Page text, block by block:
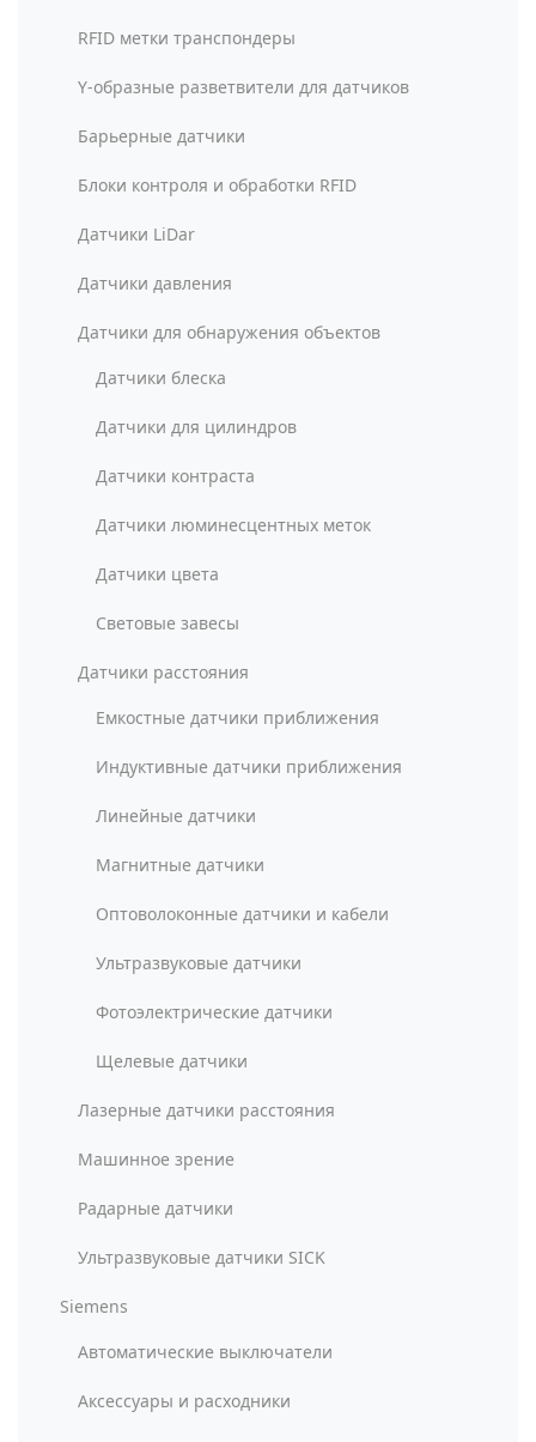
RFID метки транспондеры
Y-образные разветвители для датчиков
Барьерные датчики
Блоки контроля и обработки RFID
Датчики LiDar
Датчики давления
Датчики для обнаружения объектов
Датчики блеска
Датчики для цилиндров
Датчики контраста
Датчики люминесцентных меток
Датчики цвета
Световые завесы
Датчики расстояния
Емкостные датчики приближения
Индуктивные датчики приближения
Линейные датчики
Магнитные датчики
Оптоволоконные датчики и кабели
Ультразвуковые датчики
Фотоэлектрические датчики
Щелевые датчики
Лазерные датчики расстояния
Машинное зрение
Радарные датчики
Ультразвуковые датчики SICK
Siemens
Автоматические выключатели
Аксессуары и расходники